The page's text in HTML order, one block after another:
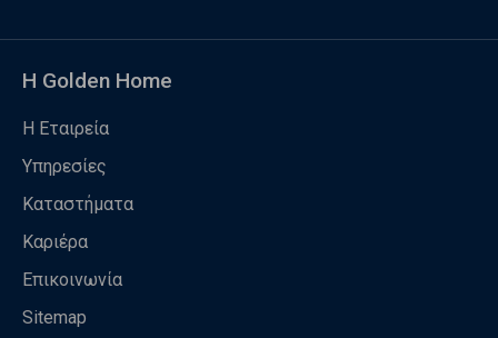
Η Golden Home
Η Εταιρεία
Υπηρεσίες
Καταστήματα
Καριέρα
Επικοινωνία
Sitemap